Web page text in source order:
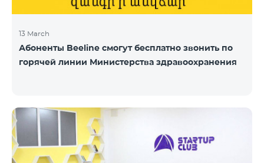
13 March
Абоненты Beeline смогут бесплатно звонить по
горячей линии Министерства здравоохранения